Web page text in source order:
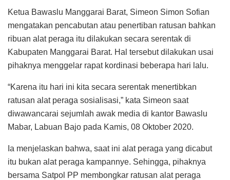
Ketua Bawaslu Manggarai Barat, Simeon Simon Sofian
mengatakan pencabutan atau penertiban ratusan bahkan
ribuan alat peraga itu dilakukan secara serentak di
Kabupaten Manggarai Barat. Hal tersebut dilakukan usai
pihaknya menggelar rapat kordinasi beberapa hari lalu.
“Karena itu hari ini kita secara serentak menertibkan
ratusan alat peraga sosialisasi,” kata Simeon saat
diwawancarai sejumlah awak media di kantor Bawaslu
Mabar, Labuan Bajo pada Kamis, 08 Oktober 2020.
Ia menjelaskan bahwa, saat ini alat peraga yang dicabut
itu bukan alat peraga kampannye. Sehingga, pihaknya
bersama Satpol PP membongkar ratusan alat peraga